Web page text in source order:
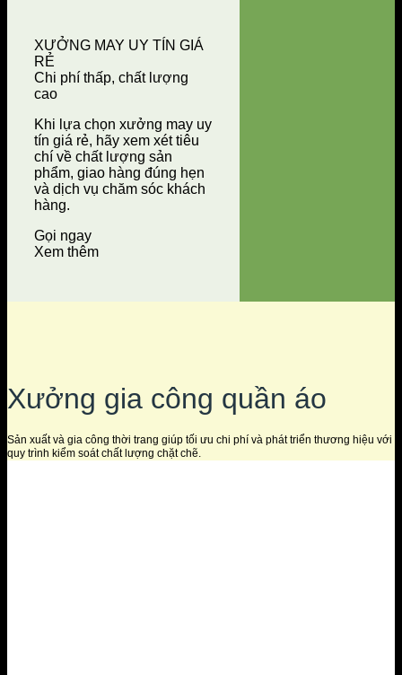
XƯỞNG MAY UY TÍN GIÁ
RẺ
Chi phí thấp, chất lượng
cao
Khi lựa chọn xưởng may uy
tín giá rẻ, hãy xem xét tiêu
chí về chất lượng sản
phẩm, giao hàng đúng hẹn
và dịch vụ chăm sóc khách
hàng.
Gọi ngay
Xem thêm
Xưởng gia công quần áo
Sản xuất và gia công thời trang giúp tối ưu chi phí và phát triển thương hiệu với
quy trình kiểm soát chất lượng chặt chẽ.